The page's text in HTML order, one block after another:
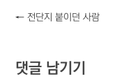
←전단지 붙이던 사람
댓글 남기기